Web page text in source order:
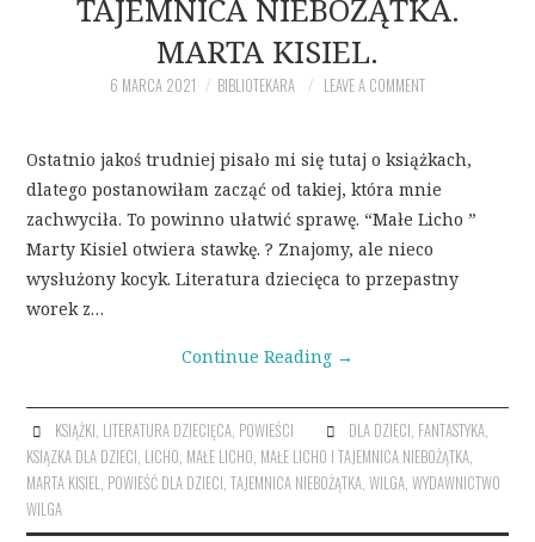
NAPISZ DO BIBLIOTEKARY
TAJEMNICA NIEBOŻĄTKA.
MARTA KISIEL.
6 MARCA 2021 BIBLIOTEKARA LEAVE A COMMENT
Ostatnio jakoś trudniej pisało mi się tutaj o książkach,
dlatego postanowiłam zacząć od takiej, która mnie
zachwyciła. To powinno ułatwić sprawę. “Małe Licho ”
Marty Kisiel otwiera stawkę. ? Znajomy, ale nieco
wysłużony kocyk. Literatura dziecięca to przepastny
worek z…
Continue Reading →
KSIĄŻKI LITERATURA DZIECIĘCA, POWIEŚCI DLA DZIECI FANTASTYKA,
KSIĄZKA DLA DZIECI LICHO MAŁE LICHO MAŁE LICHO I TAJEMNICA NIEBOŻĄTKA
MARTA KISIEL POWIEŚĆ DLA DZIECI ,TAJEMNICA NIEBOŻĄTKA ,WILGA ,WYDAWNICTWO
WILGA